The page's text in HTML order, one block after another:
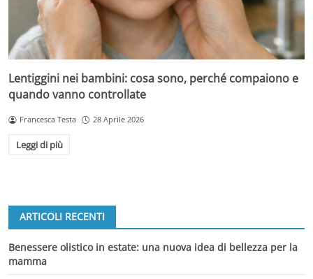
Lentiggini nei bambini: cosa sono, perché compaiono e
quando vanno controllate
Francesca Testa 28 Aprile 2026
Leggi di più
ARTICOLI RECENTI
Benessere olistico in estate: una nuova idea di bellezza per la
mamma